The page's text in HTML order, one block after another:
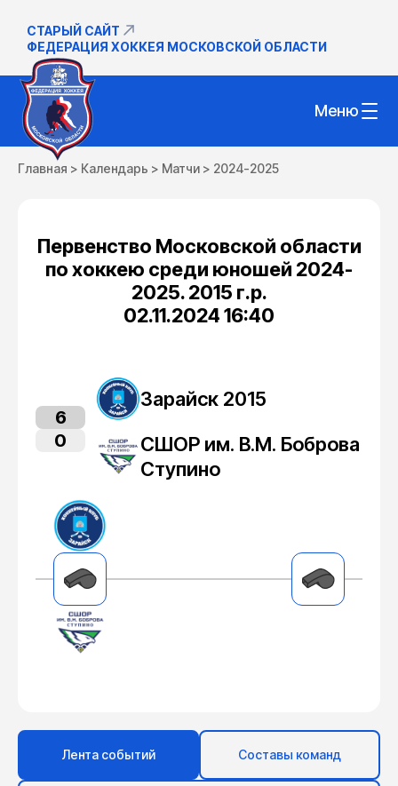
СТАРЫЙ САЙТ
ФЕДЕРАЦИЯ ХОККЕЯ МОСКОВСКОЙ ОБЛАСТИ
Меню
Главная > Календарь > Матчи > 2024-2025
Первенство Московской области
по хоккею среди юношей 2024-
2025. 2015 г.р.
02.11.2024 16:40
Зарайск 2015
6
0
СШОР им. В.М. Боброва
Ступино
Лента событий Составы команд